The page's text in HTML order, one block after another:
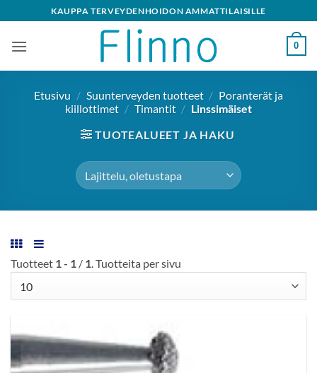
to
content
KAUPPA TERVEYDENHOIDON AMMATTILAISILLE
0
Etusivu / Suunterveyden tuotteet / Poranterät ja
kiillottimet / Timantit / Linssimäiset
TUOTEALUEET JA HAKU
Tuotteet 1 - 1 / 1. Tuotteita per sivu